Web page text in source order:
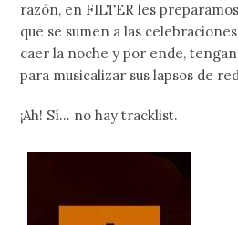
razón, en FILTER les
que se sumen a las
caer la noche y por ende,
para musicalizar sus lapsos de
¡Ah! Sí… no hay tracklist.